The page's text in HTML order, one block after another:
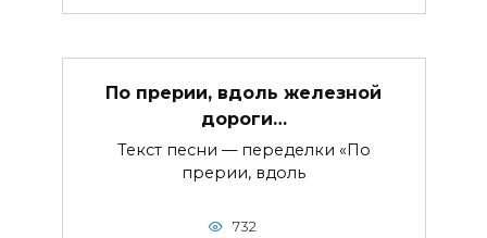
По прерии, вдоль железной
дороги…
Текст песни — переделки «По
прерии, вдоль
732